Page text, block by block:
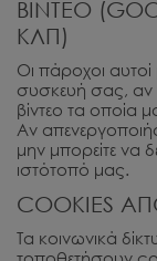
ΒΙΝΤΕΟ
ΚΛΠ)
Οι πάροχοι
συσκευή σας, αν
βίντεο τα οποία
Αν
μην μπορείτε να
ιστότοπό μας.
COOKIES
Τα κοινωνικά